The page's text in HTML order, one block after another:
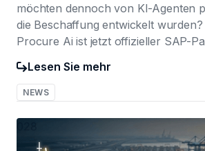
möchten dennoch von KI-Agenten
die Beschaffung entwickelt wurden?
Procure Ai ist jetzt offizieller SAP-
Lesen Sie mehr
NEWS